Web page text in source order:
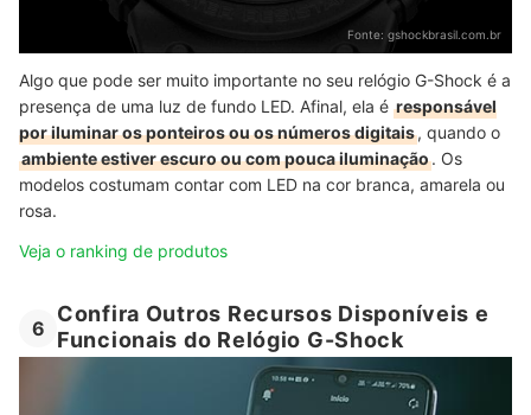
Fonte: gshockbrasil.com.br
Algo que pode ser muito importante no seu relógio G-Shock é a
presença de uma luz de fundo LED. Afinal, ela é responsável
por iluminar os ponteiros ou os números digitais, quando o
ambiente estiver escuro ou com pouca iluminação. Os
modelos costumam contar com LED na cor branca, amarela ou
rosa.
Veja o ranking de produtos
6
Confira Outros Recursos Disponíveis e
Funcionais do Relógio G-Shock